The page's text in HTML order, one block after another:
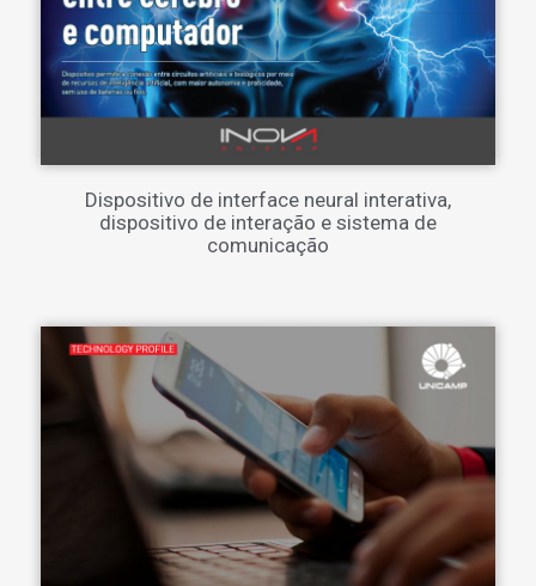
Dispositivo de interface neural interativa,
dispositivo de interação e sistema de
comunicação